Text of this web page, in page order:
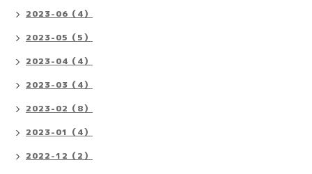
2023-06（4）
2023-05（5）
2023-04（4）
2023-03（4）
2023-02（8）
2023-01（4）
2022-12（2）